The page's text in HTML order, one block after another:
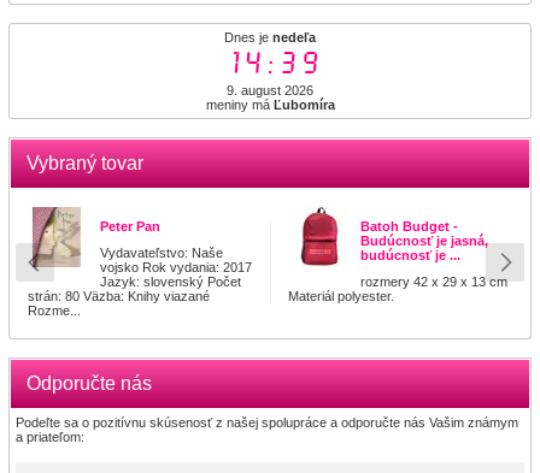
Dnes je nedeľa
14:39
9. august 2026
meniny má Ľubomíra
Vybraný tovar
Peter Pan
Vydavateľstvo: Naše
vojsko Rok vydania: 2017
Jazyk: slovenský Počet
strán: 80 Väzba: Knihy viazané
Rozme...
Batoh Budget -
Budúcnosť je jasná,
budúcnosť je ...
rozmery 42 x 29 x 13 cm
Materiál polyester.
Odporučte nás
Podeľte sa o pozitívnu skúsenosť z našej spolupráce a odporučte nás Vašim známym
a priateľom: